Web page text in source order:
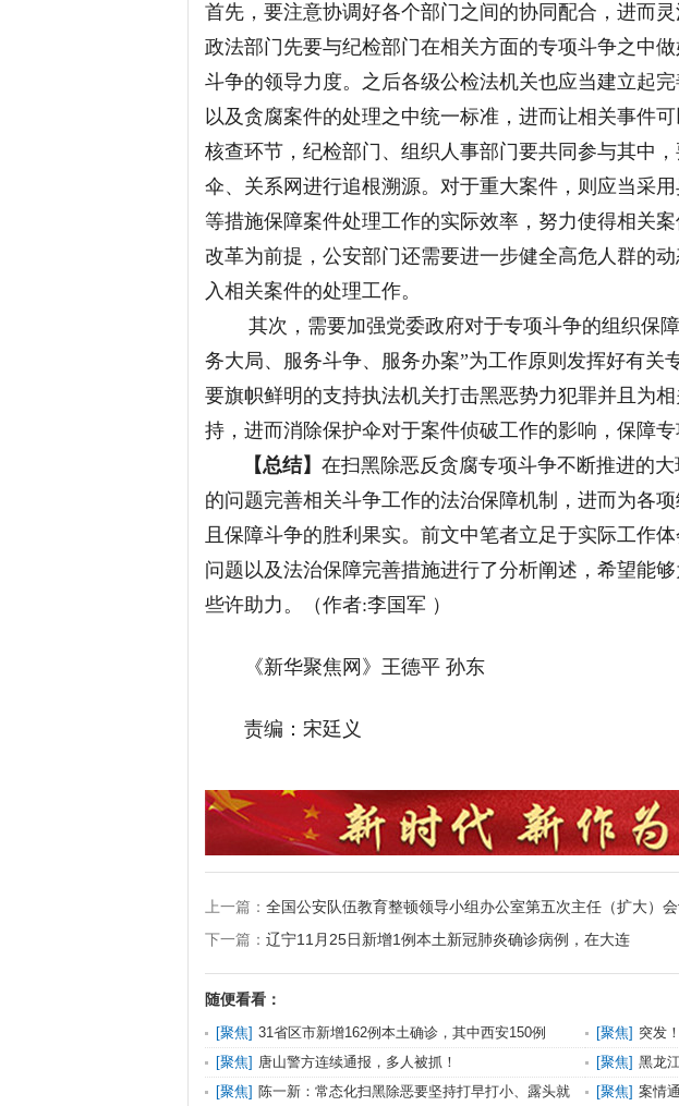
首先，要注意协调好各个部门之间的协同配合，进而灵
政法部门先要与纪检部门在相关方面的专项斗争之中
斗争的领导力度。之后各级公检法机关也应当建立起
以及贪腐案件的处理之中统一标准，进而让相关事件
核查环节，纪检部门、组织人事部门要共同参与其中
伞、关系网进行追根溯源。对于重大案件，则应当采
等措施保障案件处理工作的实际效率，努力使得相关
改革为前提，公安部门还需要进一步健全高危人群的
入相关案件的处理工作。
其次，需要加强党委政府对于专项斗争的组织保障
务大局、服务斗争、服务办案”为工作原则发挥好有关
要旗帜鲜明的支持执法机关打击黑恶势力犯罪并且为
持，进而消除保护伞对于案件侦破工作的影响，保障专
【总结】 在扫黑除恶反贪腐专项斗争不断推进的
的问题完善相关斗争工作的法治保障机制，进而为各
且保障斗争的胜利果实。前文中笔者立足于实际工作
问题以及法治保障完善措施进行了分析阐述，希望能
些许助力。（作者:李国军 ）
《新华聚焦网》王德平 孙东
责编：宋廷义
上一篇： 全国公安队伍教育整顿领导小组办公室第五次主任（扩大）
下一篇： 辽宁11月25日新增1例本土新冠肺炎确诊病例，在大连
随便看看：
[聚焦] 31省区市新增162例本土确诊，其中西安150例 [聚焦] 突发
[聚焦] 唐山警方连续通报，多人被抓！ [聚焦] 黑龙
联！
[聚焦] 陈一新：常态化扫黑除恶要坚持打早打小、露头就 [聚焦] 案情